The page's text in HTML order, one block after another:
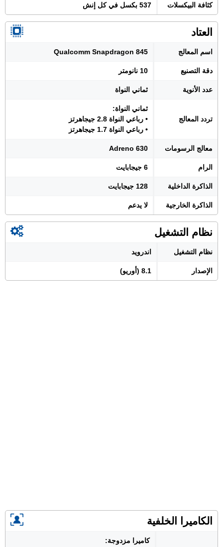
كثافة البيكسلات 537 بكسل في كل إنش
العتاد
اسم المعالج Qualcomm Snapdragon 845
دقة التصنيع 10 نانومتر
عدد الأنوية ثماني النواة
تردد المعالج
ثماني النواة:
• رباعي النواة 2.8 جيجاهرتز
• رباعي النواة 1.7 جيجاهرتز
معالج الرسومات Adreno 630
الرام 6 جيجابايت
الذاكرة الداخلية 128 جيجابايت
الذاكرة الخارجية لا يدعم
نظام التشغيل
نظام التشغيل اندرويد
الإصدار 8.1 (أوريو)
الكاميرا الخلفية
كاميرا مزدوجة: